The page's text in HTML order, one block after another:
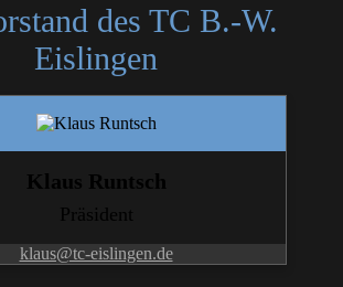
des TC B.-W.
Eislingen
Klaus Runtsch
Präsident
klaus@tc-eislingen.de